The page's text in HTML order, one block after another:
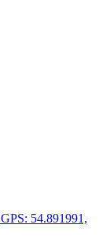
54.891991,